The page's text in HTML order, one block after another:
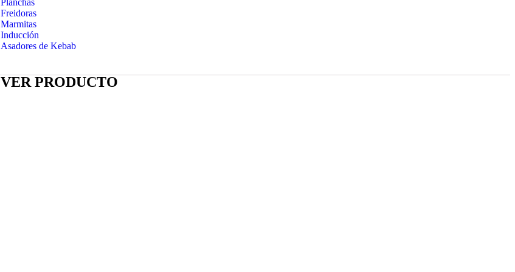
Planchas
Freidoras
Marmitas
Inducción
Asadores de Kebab
VER PRODUCTO